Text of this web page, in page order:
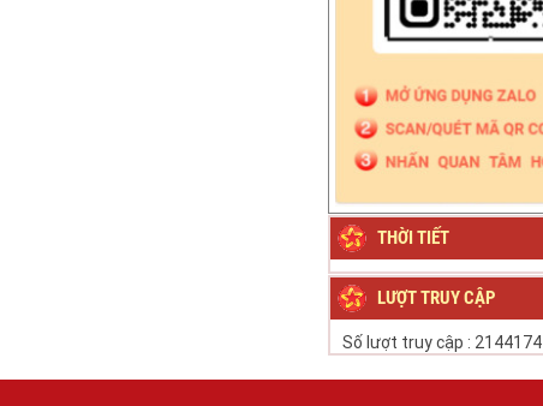
THỜI TIẾT
LƯỢT TRUY CẬP
Số lượt truy cập : 2144174